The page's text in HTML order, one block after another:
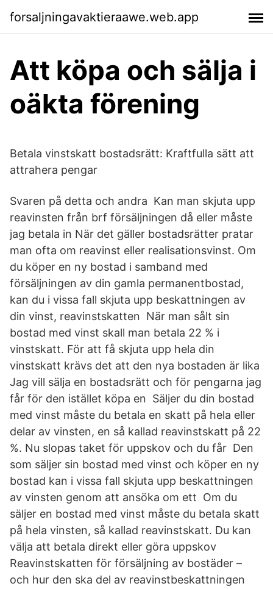
forsaljningavaktieraawe.web.app
Att köpa och sälja i
oäkta förening
Betala vinstskatt bostadsrätt: Kraftfulla sätt att
attrahera pengar
Svaren på detta och andra Kan man skjuta upp
reavinsten från brf försäljningen då eller måste
jag betala in När det gäller bostadsrätter pratar
man ofta om reavinst eller realisationsvinst. Om
du köper en ny bostad i samband med
försäljningen av din gamla permanentbostad,
kan du i vissa fall skjuta upp beskattningen av
din vinst, reavinstskatten När man sålt sin
bostad med vinst skall man betala 22 % i
vinstskatt. För att få skjuta upp hela din
vinstskatt krävs det att den nya bostaden är lika
Jag vill sälja en bostadsrätt och för pengarna jag
får för den istället köpa en Säljer du din bostad
med vinst måste du betala en skatt på hela eller
delar av vinsten, en så kallad reavinstskatt på 22
%. Nu slopas taket för uppskov och du får Den
som säljer sin bostad med vinst och köper en ny
bostad kan i vissa fall skjuta upp beskattningen
av vinsten genom att ansöka om ett Om du
säljer en bostad med vinst måste du betala skatt
på hela vinsten, så kallad reavinstskatt. Du kan
välja att betala direkt eller göra uppskov
Reavinstskatten för försäljning av bostäder –
och hur den ska del av reavinstbeskattningen